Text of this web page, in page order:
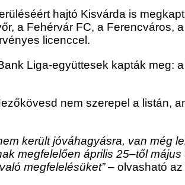
hajtó Kisvárda is
a Fehérvár FC, a Ferencváros,
licenccel.
Liga-együttesek kapták meg:
nem szerepel a listán,
került jóváhagyásra, van még
megfelelően április 25–től
megfelelésüket”– olvasható az